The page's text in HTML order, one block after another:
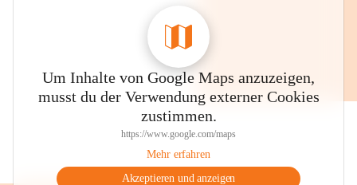
Um Inhalte von Google Maps anzuzeigen,
musst du der Verwendung externer Cookies
zustimmen.
https://www.google.com/maps
Mehr erfahren
Akzeptieren und anzeigen